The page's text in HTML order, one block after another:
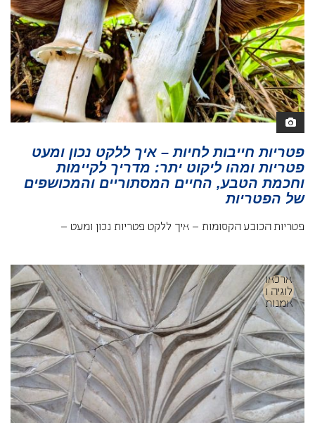
פטריות חייבות לחיות – איך ללקט נכון ומעט
פטריות ומהו ליקוט יתר: מדריך לקיימות
וחכמת הטבע, החיים המסתוריים והמכושפים
של הפטריות
פטריות הכובע הקסומות – איך ללקט פטריות נכון ומעט –
ארכאו
לוגיה ו
אמנות